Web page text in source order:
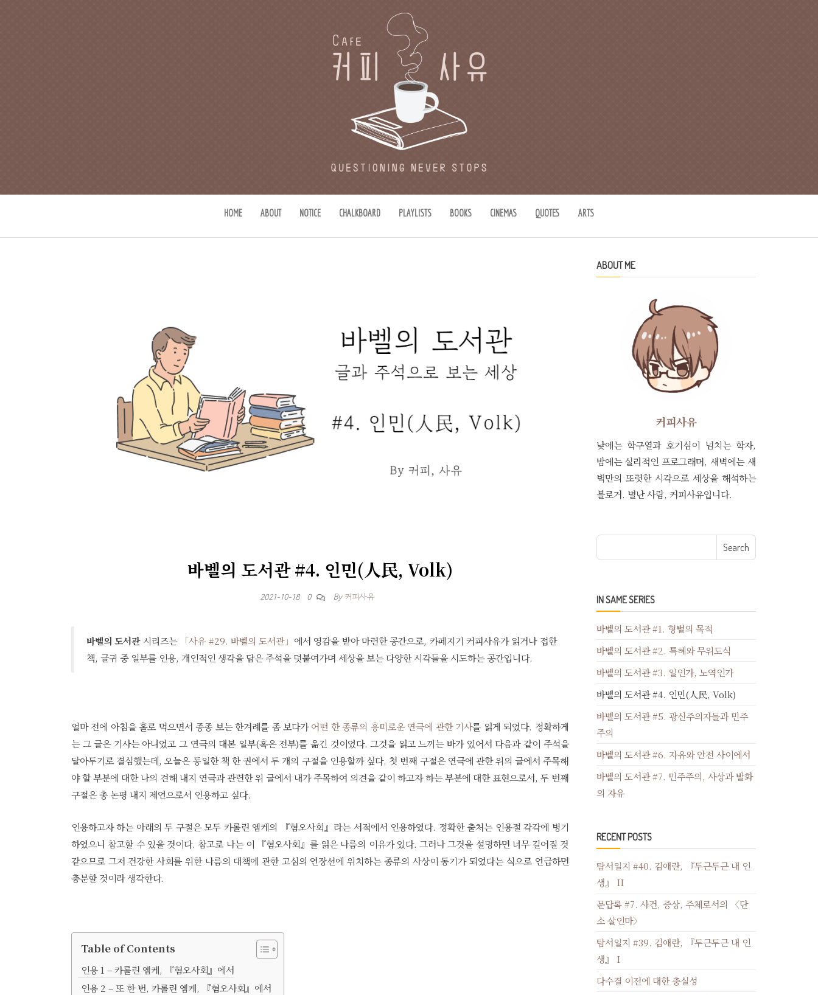
카페지기 커피사유의 커피와 사유(思惟)가 있는 공간.
HOME ABOUT NOTICE CHALKBOARD PLAYLISTS BOOKS CINEMAS QUOTES ARTS
바벨의 도서관 #4. 인민(人民, Volk)
2021-10-18 0 By 커피사유
바벨의 도서관시리즈는 「사유 #29. 바벨의 도서관」 에서 영감을 받아 마련한 공간으로, 카페지기 커피사유가 읽거나 접한
책, 글귀 중 일부를 인용, 개인적인 생각을 담은 주석을 덧붙여가며 세상을 보는 다양한 시각들을 시도하는 공간입니다.
얼마 전에 아침을 홀로 먹으면서 종종 보는 한겨례를 좀 보다가어떤 한 종류의 흥미로운 연극에 관한 기사를 읽게 되었다. 정확하게
는 그 글은 기사는 아니었고 그 연극의 대본 일부(혹은 전부)를 옮긴 것이었다. 그것을 읽고 느끼는 바가 있어서 다음과 같이 주석을
달아두기로 결심했는데, 오늘은 동일한 책 한 권에서 두 개의 구절을 인용할까 싶다. 첫 번째 구절은 연극에 관한 위의 글에서 주목해
야 할 부분에 대한 나의 견해 내지 연극과 관련한 위 글에서 내가 주목하여 의견을 같이 하고자 하는 부분에 대한 표현으로서, 두 번째
구절은 총 논평 내지 제언으로서 인용하고 싶다.
인용하고자 하는 아래의 두 구절은 모두 카롤린 엠케의 『혐오사회』라는 서적에서 인용하였다. 정확한 출처는 인용절 각각에 병기
하였으니 참고할 수 있을 것이다. 참고로 나는 이 『혐오사회』를 읽은 나름의 이유가 있다. 그러나 그것을 설명하면 너무 길어질 것
같으므로 그저 건강한 사회를 위한 나름의 대책에 관한 고심의 연장선에 위치하는 종류의 사상이 동기가 되었다는 식으로 언급하면
충분할 것이라 생각한다.
Table of Contents
인용 1 – 카롤린 엠케, 『혐오사회』에서
인용 2 – 또 한 번, 카롤린 엠케, 『혐오사회』에서
ABOUT ME
커피사유
낮에는 학구열과 호기심이 넘치는 학자,
밤에는 실리적인 프로그래머, 새벽에는 새
벽만의 또렷한 시각으로 세상을 해석하는
블로거. 별난 사람, 커피사유입니다.
IN SAME SERIES
바벨의 도서관 #1. 형벌의 목적
바벨의 도서관 #2. 특혜와 무위도식
바벨의 도서관 #3. 일인가, 노역인가
바벨의 도서관 #4. 인민(人民, Volk)
바벨의 도서관 #5. 광신주의자들과 민주
주의
바벨의 도서관 #6. 자유와 안전 사이에서
바벨의 도서관 #7. 민주주의, 사상과 발화
의 자유
RECENT POSTS
탐서일지 #40. 김애란, 『두근두근 내 인
생』 II
문답록 #7. 사건, 증상, 주체로서의 〈단
소 살인마〉
탐서일지 #39. 김애란, 『두근두근 내 인
생』 I
다수결 이전에 대한 충실성